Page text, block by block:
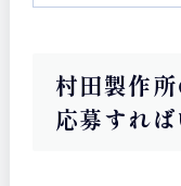
村田製作
応募すれば